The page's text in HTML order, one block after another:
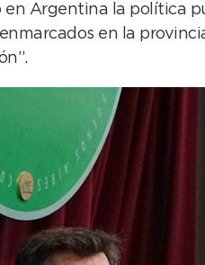
Argentina la política
en la